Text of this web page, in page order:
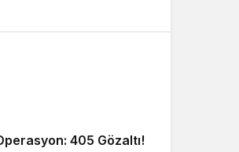
405 Gözaltı!